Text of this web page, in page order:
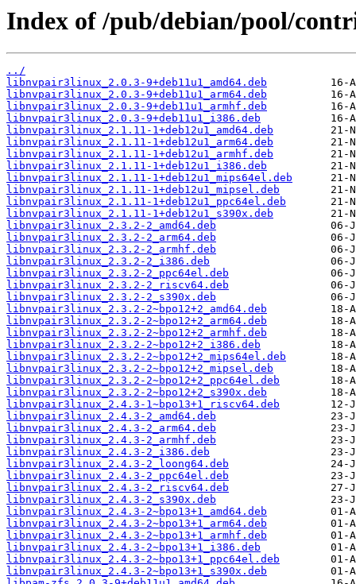
Index of /pub/debian/pool/
../
libnvpair3linux_2.0.3-9+deb11u1_amd64.deb
libnvpair3linux_2.0.3-9+deb11u1_arm64.deb
libnvpair3linux_2.0.3-9+deb11u1_armhf.deb
libnvpair3linux_2.0.3-9+deb11u1_i386.deb
libnvpair3linux_2.1.11-1+deb12u1_amd64.deb
libnvpair3linux_2.1.11-1+deb12u1_arm64.deb
libnvpair3linux_2.1.11-1+deb12u1_armhf.deb
libnvpair3linux_2.1.11-1+deb12u1_i386.deb
libnvpair3linux_2.1.11-1+deb12u1_mips64el.deb
libnvpair3linux_2.1.11-1+deb12u1_mipsel.deb
libnvpair3linux_2.1.11-1+deb12u1_ppc64el.deb
libnvpair3linux_2.1.11-1+deb12u1_s390x.deb
libnvpair3linux_2.3.2-2_amd64.deb
libnvpair3linux_2.3.2-2_arm64.deb
libnvpair3linux_2.3.2-2_armhf.deb
libnvpair3linux_2.3.2-2_i386.deb
libnvpair3linux_2.3.2-2_ppc64el.deb
libnvpair3linux_2.3.2-2_riscv64.deb
libnvpair3linux_2.3.2-2_s390x.deb
libnvpair3linux_2.3.2-2~bpo12+2_amd64.deb
libnvpair3linux_2.3.2-2~bpo12+2_arm64.deb
libnvpair3linux_2.3.2-2~bpo12+2_armhf.deb
libnvpair3linux_2.3.2-2~bpo12+2_i386.deb
libnvpair3linux_2.3.2-2~bpo12+2_mips64el.deb
libnvpair3linux_2.3.2-2~bpo12+2_mipsel.deb
libnvpair3linux_2.3.2-2~bpo12+2_ppc64el.deb
libnvpair3linux_2.3.2-2~bpo12+2_s390x.deb
libnvpair3linux_2.4.3-1~bpo13+1_riscv64.deb
libnvpair3linux_2.4.3-2_amd64.deb
libnvpair3linux_2.4.3-2_arm64.deb
libnvpair3linux_2.4.3-2_armhf.deb
libnvpair3linux_2.4.3-2_i386.deb
libnvpair3linux_2.4.3-2_loong64.deb
libnvpair3linux_2.4.3-2_ppc64el.deb
libnvpair3linux_2.4.3-2_riscv64.deb
libnvpair3linux_2.4.3-2_s390x.deb
libnvpair3linux_2.4.3-2~bpo13+1_amd64.deb
libnvpair3linux_2.4.3-2~bpo13+1_arm64.deb
libnvpair3linux_2.4.3-2~bpo13+1_armhf.deb
libnvpair3linux_2.4.3-2~bpo13+1_i386.deb
libnvpair3linux_2.4.3-2~bpo13+1_ppc64el.deb
libnvpair3linux_2.4.3-2~bpo13+1_s390x.deb